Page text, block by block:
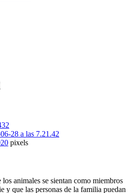
28 a las 7.21.42
pixels
animales se sientan como miembros
y que las personas de la familia puedan